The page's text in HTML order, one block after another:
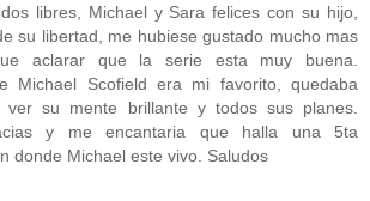
libres, Michael y Sara felices con su hijo,
su libertad, me hubiese gustado mucho mas
aclarar que la serie esta muy buena.
Michael Scofield era mi favorito, quedaba
ver su mente brillante y todos sus planes.
y me encantaria que halla una 5ta
donde Michael este vivo. Saludos